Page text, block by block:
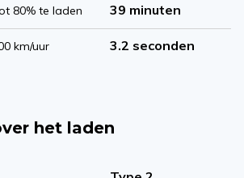
80% te laden 39 minuten
km/uur 3.2 seconden
het laden